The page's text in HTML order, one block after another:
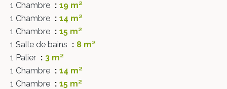
1 Chambre
19 m²
1 Chambre
14 m²
1 Chambre
15 m²
1 Salle de bains
8 m²
1 Palier
3 m²
1 Chambre
14 m²
1 Chambre
15 m²